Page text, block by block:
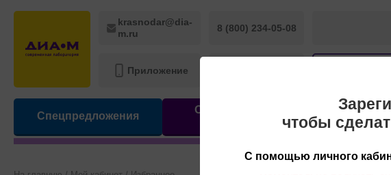
krasnodar@dia-
m.ru
8 (800) 234-05-08
Приложение
Спецпредложения
Оборудование,
Расходные
чтобы
С помощью личного